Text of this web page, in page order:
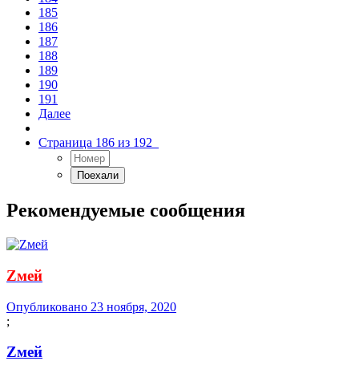
185
186
187
188
189
190
191
Далее
Страница 186 из 192
Рекомендуемые сообщения
Zмей
Опубликовано 23 ноября, 2020
;
Zмей